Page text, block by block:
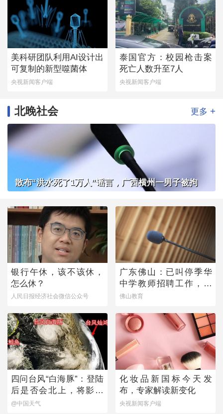
美科研团队利用AI设计出
可复制的新型噬菌体
央视新闻客户端
泰国官方：校园枪击案
死亡人数升至7人
央视新闻客户端
北晚社会 更多 +
散布“洪水死了1万人”谣言，广西横州一男子被拘
银行午休，该不该休，
怎么休？
人民日报经济社会微信公众号
广东佛山：已叫停季华
中学教师招聘工作，开
展全面核查
佛山教育
四问台风“白海豚”：登陆
后是否会北上，将影响
哪些地方？
@中国天气
化妆品新国标今天发
布，专家解读新变化
央视新闻客户端